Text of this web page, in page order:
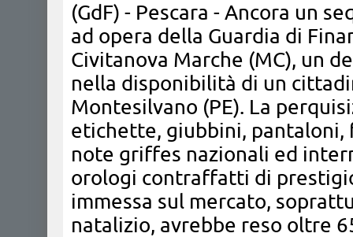
(GdF) - Pescara - Ancora un
ad opera della Guardia di
Civitanova Marche (MC), un
nella disponibilità di un
Montesilvano (PE). La
etichette, giubbini,
note griffes nazionali ed
orologi contraffatti di
immessa sul mercato,
natalizio, avrebbe reso oltre